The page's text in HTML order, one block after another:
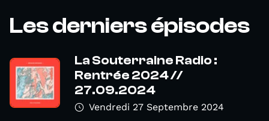
Les derniers épisodes
La Souterraine Radio :
Rentrée 2024 //
27.09.2024
Vendredi 27 Septembre 2024